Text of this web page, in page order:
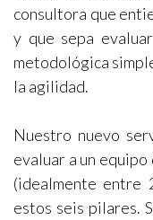
consultora que
y que sepa
metodológica
la agilidad.
Nuestro nuevo
evaluar a un
(idealmente entre
estos seis pilares.